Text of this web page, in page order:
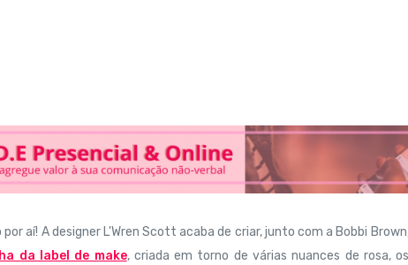
aí! A designer L'Wren Scott acaba de criar, junto com a Bobbi
da label de make, criada em torno de várias nuances de rosa,